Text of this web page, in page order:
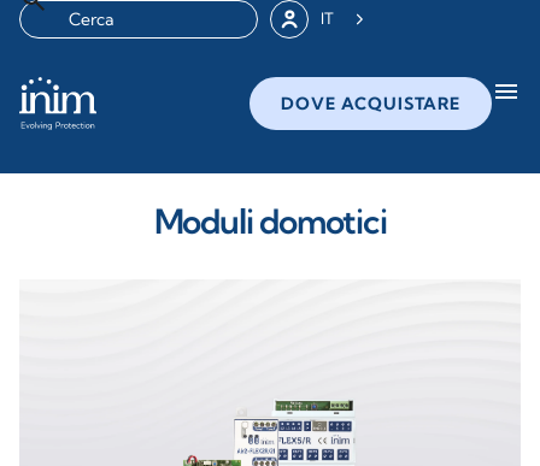
IT
DOVE ACQUISTARE menu
Moduli domotici